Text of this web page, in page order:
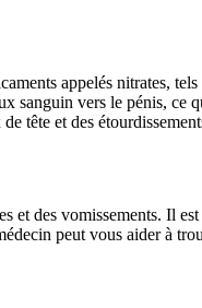
appelés nitrates,
sanguin vers le pénis,
tête et des
et des vomissements. Il
peut vous aider à